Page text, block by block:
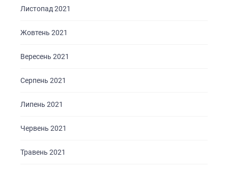
Листопад 2021
Жовтень 2021
Вересень 2021
Серпень 2021
Липень 2021
Червень 2021
Травень 2021